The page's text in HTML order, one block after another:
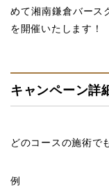
めて湘南鎌倉バース
を開催いたします！
キャンペーン詳
どのコースの施術で
例